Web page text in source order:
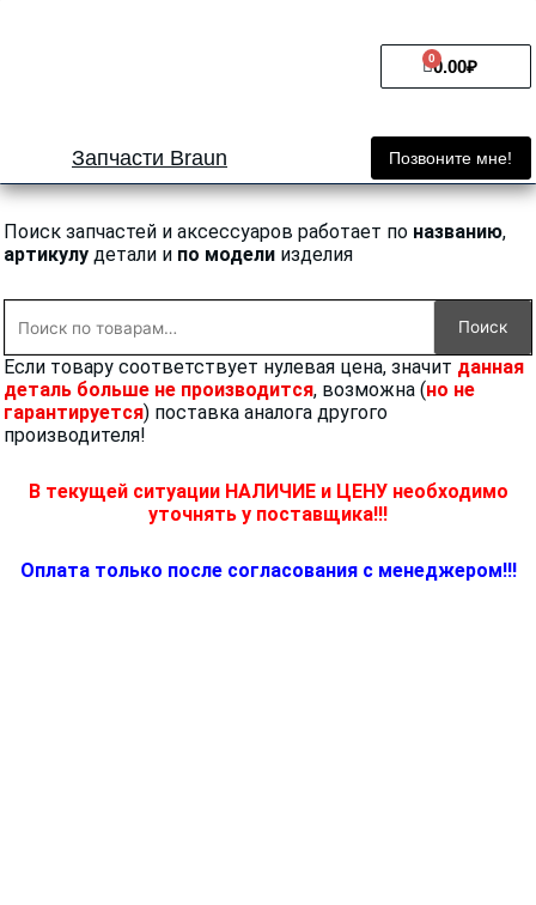
0.00₽
0
Cart
Запчасти Braun Позвоните мне!
Поиск запчастей и аксессуаров работает по названию,
артикулу детали и по модели изделия
Поиск
Если товару соответствует нулевая цена, значит данная
деталь больше не производится, возможна (но не
гарантируется) поставка аналога другого
производителя!
В текущей ситуации НАЛИЧИЕ и ЦЕНУ необходимо
уточнять у поставщика!!!
Оплата только после согласования с менеджером!!!